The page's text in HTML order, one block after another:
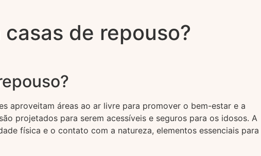
de repouso?
aproveitam áreas ao ar livre para promover o bem-estar e a
projetados para serem acessíveis e seguros para os idosos. A
física e o contato com a natureza, elementos essenciais para